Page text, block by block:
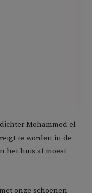
Mohammed el
te worden in de
het huis af moest
onze schoenen